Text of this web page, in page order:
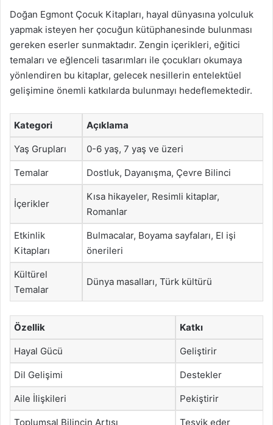
Doğan Egmont Çocuk Kitapları, hayal dünyasına yolculuk
yapmak isteyen her çocuğun kütüphanesinde bulunması
gereken eserler sunmaktadır. Zengin içerikleri, eğitici
temaları ve eğlenceli tasarımları ile çocukları okumaya
yönlendiren bu kitaplar, gelecek nesillerin entelektüel
gelişimine önemli katkılarda bulunmayı hedeflemektedir.
Kategori Açıklama
Yaş Grupları 0-6 yaş, 7 yaş ve üzeri
Temalar Dostluk, Dayanışma, Çevre Bilinci
İçerikler
Kısa hikayeler, Resimli kitaplar,
Romanlar
Etkinlik
Kitapları
Bulmacalar, Boyama sayfaları, El işi
önerileri
Kültürel
Temalar
Dünya masalları, Türk kültürü
Özellik Katkı
Hayal Gücü Geliştirir
Dil Gelişimi Destekler
Aile İlişkileri Pekiştirir
Toplumsal Bilincin Artışı Teşvik eder